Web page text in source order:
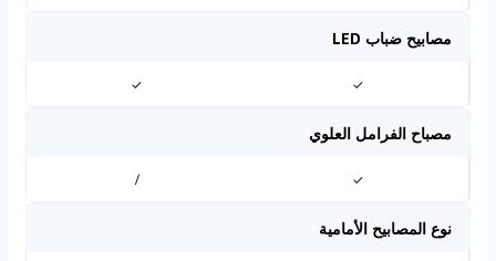
مصابيح ضباب LED
✓
✓
مصباح الفرامل العلوي
✓
/
نوع المصابيح الأمامية